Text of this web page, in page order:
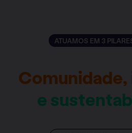
ATUAMOS EM 3
Comunidade,
e